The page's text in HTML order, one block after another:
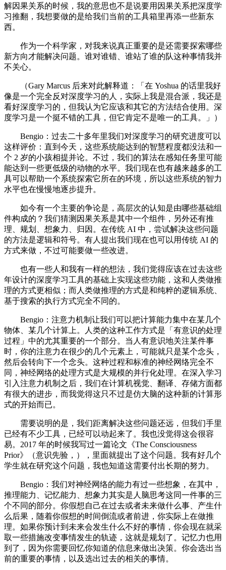
解因果关系的时候，我的意思也不是说要用因果关系把深度学
习推翻，我想要做的是给我们当前的工具箱里再添一些新东
西。
作为一个科学家，对我来说真正重要的是还需要探索哪些
新方向才能解决问题。谁对谁错、谁站了谁的队这种事情我并
不关心。
（Gary Marcus 后来对此解释道：「在 Yoshua 的话里我好
像是一个完全反对深度学习的人，实际上我是混合派，我还是
看好深度学习的，但我认为它应该和其它的方法结合使用。深
度学习是一个挺不错的工具，但它肯定不是唯一的工具。」）
Bengio：过去二十多年里我们对深度学习的研究进度可以
这样评价：直到今天，这些系统能达到的智慧程度都没法和一
个 2 岁的小孩相提并论。不过，我们的算法在感知任务里可能
能达到一些更低级的动物的水平。我们现在也有越来越多的工
具可以帮助一个系统探索它所在的环境，所以这些系统的智力
水平也在慢慢地逐步提升。
如今有一个主要的争论是，高层次的认知是由哪些基础组
件构成的？我们猜测因果关系是其中一个组件，另外还有推
理、规划、想象力、归因。在传统 AI 中，尝试解决这些问题
的方法是逻辑和符号。有人提出我们现在也可以用传统 AI 的
方式来做，不过可能要做一些改进。
也有一些人和我有一样的想法，我们觉得应该在过去这些
年设计的深度学习工具的基础上实现这些功能，这和人类做推
理的方式更相似；而人类做推理的方式是和纯粹的逻辑系统、
基于搜索的执行方式完全不同的。
Bengio：注意力机制让我们可以把计算能力集中在某几个
物体、某几个计算上。人类的这种工作方式是「有意识的处理
过程」中的尤其重要的一个部分。当人有意识地关注某件事
时，你的注意力在很少的几个元素上，可能就只是某个念头，
然后会转向下一个念头。这种过程和标准的神经网络完全不
同，神经网络的处理方式是大规模的并行化处理。在深入学习
引入注意力机制之后，我们在计算机视觉、翻译、存储方面都
有很大的进步，而我觉得这只不过是仿大脑的这种新的计算形
式的开始而已。
需要说明的是，我们距离解决这些问题还远，但我们手里
已经有不少工具，已经可以动起来了。我也没觉得这会很容
易。2017 年的时候我写过一篇论文《The Consciousness
Prior》（意识先验，），里面就提出了这个问题。我有好几个
学生就在研究这个问题，我也知道这需要付出长期的努力。
Bengio：我们对神经网络的能力有过一些想象，在其中，
推理能力、记忆能力、想象力其实是人脑思考这同一件事的三
个不同的部分。你假想自己在过去或者未来做什么事、产生什
么后果，随着你假想的时间倒流或者前进，你实际上在做推
理。如果你预计到未来会发生什么不好的事情，你会现在就采
取一些措施改变事情发生的轨迹，这就是规划了。记忆力也用
到了，因为你需要回忆你知道的信息来做出决策。你会选出当
前的重要的事情，以及选出过去的相关的事情。